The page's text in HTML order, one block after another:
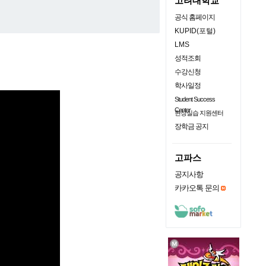
공식 홈페이지
KUPID(포털)
LMS
성적조회
수강신청
학사일정
Student Success
Center
현장실습 지원센터
장학금 공지
고파스
공지사항
카카오톡 문의